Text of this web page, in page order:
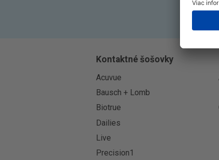
Kontaktné šošovky
Acuvue
Bausch + Lomb
Biotrue
Dailies
Live
Precision1